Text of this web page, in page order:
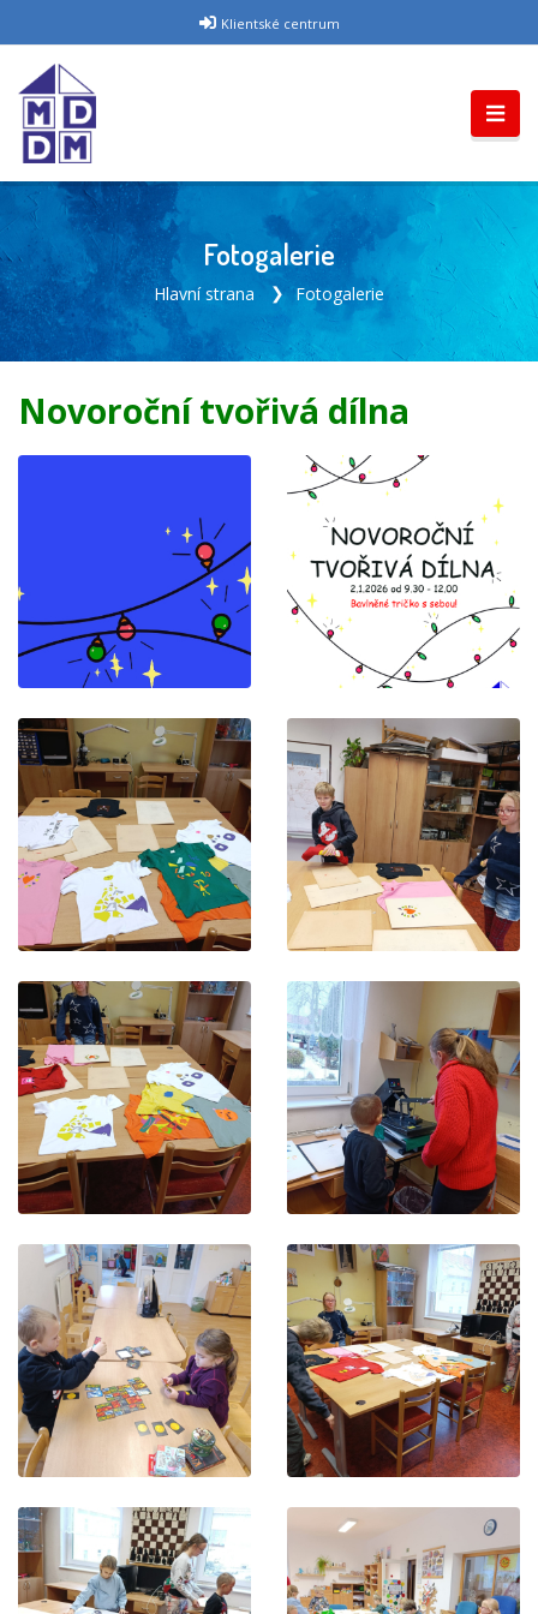
Klientské centrum
Fotogalerie
Hlavní strana Fotogalerie
Novoroční tvořivá dílna